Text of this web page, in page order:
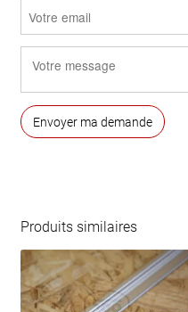
Produits similaires